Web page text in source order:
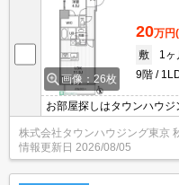
画像：26枚
20万円
敷
1ヶ
9階
お部屋探しはタウンハウジ
株式会社タウンハウジング東京
情報更新日 2026/08/05